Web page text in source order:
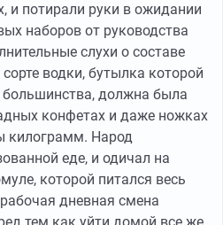
и потирали руки в ожидании
наборов от руководства
слухи о составе
водки, бутылка которой
должна была
конфетах и даже ножках
килограмм. Народ
еде, и одичал на
которой питался весь
дневная смена